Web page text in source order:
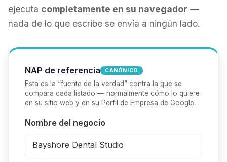
ejecuta completamente en su navegador —
nada de lo que escribe se envía a ningún lado.
NAP de referencia CANÓNICO
Esta es la “fuente de la verdad” contra la que se
compara cada listado — normalmente cómo lo quiere
en su sitio web y en su Perfil de Empresa de Google.
Nombre del negocio